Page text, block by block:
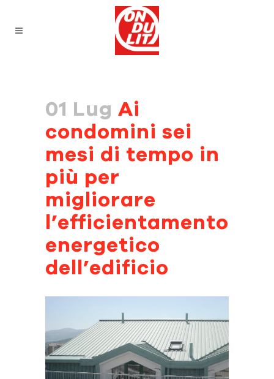
01 Lug Ai
condomini sei
mesi di tempo in
più per
migliorare
l’efficientamento
energetico
dell’edificio